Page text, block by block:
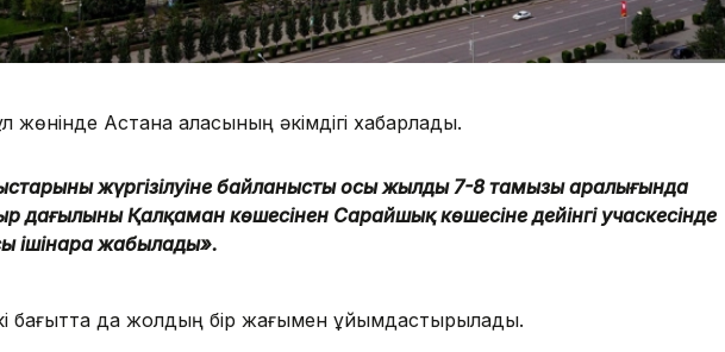
жөнінде Астана қаласының әкімдігі хабарлады.
жүргізілуіне байланысты осы жылдың 7-8 тамызы аралығында
даңғылының Қалқаман көшесінен Сарайшық көшесіне дейінгі учаскесінде
ішінара жабылады».
бағытта да жолдың бір жағымен ұйымдастырылады.